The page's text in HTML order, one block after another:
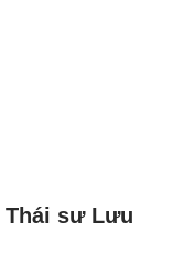
Thái sư Lưu